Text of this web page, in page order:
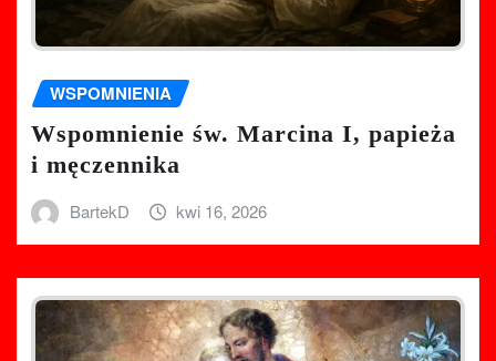
WSPOMNIENIA
Wspomnienie św. Marcina I, papieża
i męczennika
BartekD kwi 16, 2026